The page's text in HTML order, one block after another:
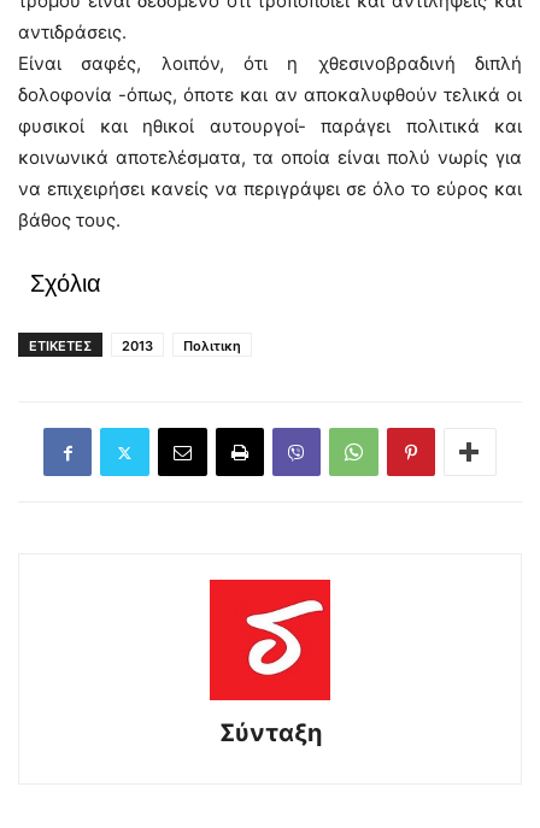
αντιδράσεις.
Είναι σαφές, λοιπόν, ότι η χθεσινοβραδινή διπλή
δολοφονία -όπως, όποτε και αν αποκαλυφθούν τελικά οι
φυσικοί και ηθικοί αυτουργοί- παράγει πολιτικά και
κοινωνικά αποτελέσματα, τα οποία είναι πολύ νωρίς για
να επιχειρήσει κανείς να περιγράψει σε όλο το εύρος και
βάθος τους.
Σχόλια
ΕΤΙΚΕΤΕΣ 2013 Πολιτικη
Σύνταξη